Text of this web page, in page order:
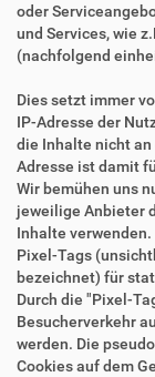
oder
und Services, wie
(nachfolgend
Dies setzt immer
IP-Adresse der
die Inhalte nicht an
Adresse ist damit
Wir bemühen uns
jeweilige Anbieter
Inhalte
Pixel-Tags
bezeichnet) für
Durch die "Pixel-
Besucherverkehr
werden. Die
Cookies auf dem